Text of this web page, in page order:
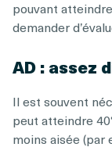
pouvant
demander
AD : assez
Il est souvent
peut atteindre
moins aisée